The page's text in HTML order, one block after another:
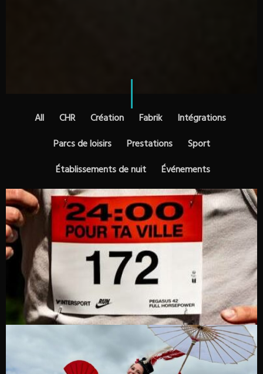
All CHR Création Fabrik
Intégrations
Parcs de loisirs
Prestations
Sport
Établissements de nuit
Événements